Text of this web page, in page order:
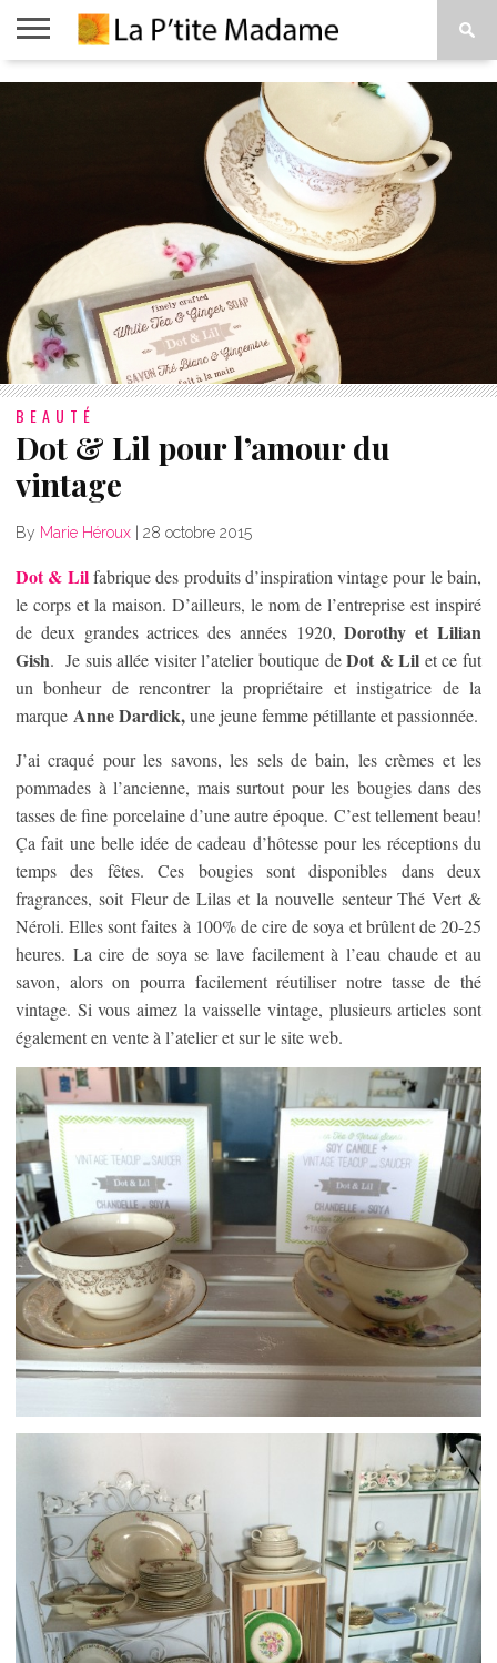
ACCUEIL
BEAUTÉ
Dot & Lil pour l’amour du
vintage
By Marie Héroux | 28 octobre 2015
Dot & Lilfabrique des produits d’inspiration vintage pour le bain,
le corps et la maison. D’ailleurs, le nom de l’entreprise est inspiré
de deux grandes actrices des années 1920,Dorothy et Lilian
Gish. Je suis allée visiter l’atelier boutique deDot & Lil et ce fut
un bonheur de rencontrer la propriétaire et instigatrice de la
marque Anne Dardick,une jeune femme pétillante et passionnée.
J’ai craqué pour les savons, les sels de bain, les crèmes et les
pommades à l’ancienne, mais surtout pour les bougies dans des
tasses de fine porcelaine d’une autre époque. C’est tellement beau!
Ça fait une belle idée de cadeau d’hôtesse pour les réceptions du
temps des fêtes. Ces bougies sont disponibles dans deux
fragrances, soit Fleur de Lilas et la nouvelle senteur Thé Vert &
Néroli. Elles sont faites à 100% de cire de soya et brûlent de 20-25
heures. La cire de soya se lave facilement à l’eau chaude et au
savon, alors on pourra facilement réutiliser notre tasse de thé
vintage. Si vous aimez la vaisselle vintage, plusieurs articles sont
également en vente à l’atelier et sur le site web.